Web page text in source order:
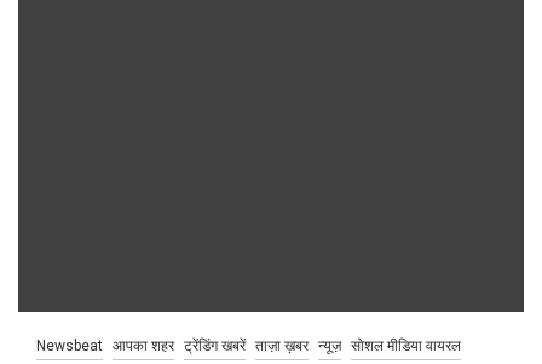
Newsbeat आपका शहर ट्रेंडिंग खबरें ताज़ा ख़बर न्यूज़ सोशल मीडिया वायरल